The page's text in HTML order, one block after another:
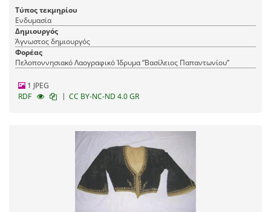
Τύπος τεκμηρίου
Ενδυμασία
Δημιουργός
Άγνωστος δημιουργός
Φορέας
Πελοποννησιακό Λαογραφικό Ίδρυμα “Βασίλειος Παπαντωνίου”
1 JPEG
RDF
| CC BY-NC-ND 4.0 GR